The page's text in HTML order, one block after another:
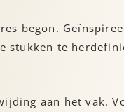
begon.
stukken te
aan het vak.